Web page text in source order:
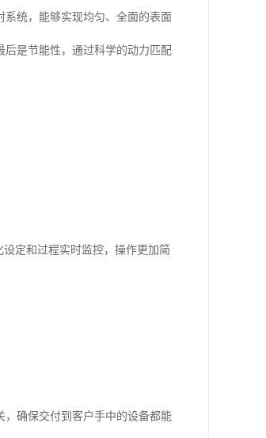
统，能够实现均匀、全面的表面
是节能性，通过科学的动力匹配
定和过程实时监控，操作更加简
确保交付到客户手中的设备都能